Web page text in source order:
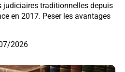
judiciaires traditionnelles depuis
en 2017. Peser les avantages
2026